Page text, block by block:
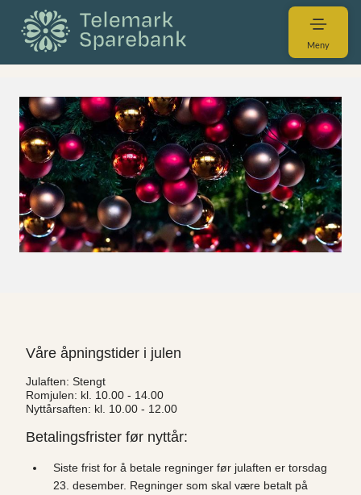
Meny
Våre åpningstider i julen
Julaften: Stengt
Romjulen: kl. 10.00 - 14.00
Nyttårsaften: kl. 10.00 - 12.00
Betalingsfrister før nyttår:
Siste frist for å betale regninger før julaften er torsdag
23. desember. Regninger som skal være betalt på